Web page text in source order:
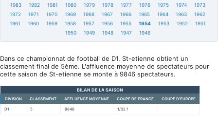
1983
1982 1981 1980 1979 1978 1977 1976 1975 1974
1973
1972
1971 1970 1969 1968 1967 1966 1965 1964 1963
1962
1961
1960 1959 1958 1957 1956 1955 1954 1953 1952
1951
1950
1949 1948 1947 1946
Dans ce championnat de football de D1, St-etienne obtient un
classement final de 5ème. L'affluence moyenne de spectateurs pour
cette saison de St-etienne se monte à 9846 spectateurs.
BILAN DE LA SAISON
DIVISION CLASSEMENT AFFLUENCE MOYENNE COUPE DE FRANCE COUPE D'EUROPE
D1 5 9846 1/32 f